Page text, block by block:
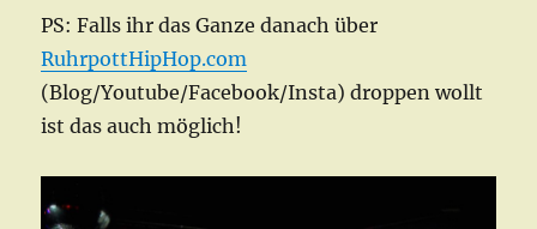
PS: Falls ihr das Ganze danach über
RuhrpottHipHop.com
(Blog/Youtube/Facebook/Insta) droppen wollt
ist das auch möglich!